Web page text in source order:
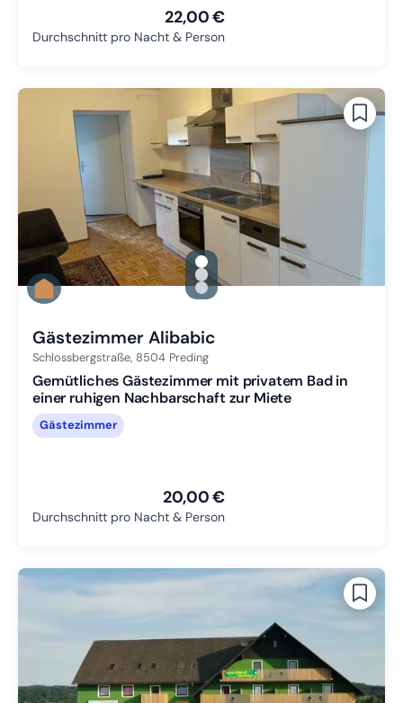
22,00 €
Durchschnitt pro Nacht & Person
gallery.slide_selector
Zu Slide 1 wechseln
Zu Slide 2 wechseln
Zu Slide 3 wechseln
Gästezimmer Alibabic
Schlossbergstraße, 8504 Preding
Gemütliches Gästezimmer mit privatem Bad in
einer ruhigen Nachbarschaft zur Miete
Gästezimmer
20,00 €
Durchschnitt pro Nacht & Person